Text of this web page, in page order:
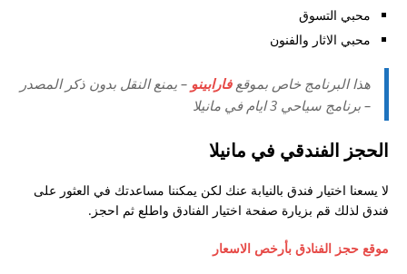
كيف احصل على شهادة العزوبية للزواج
يرغب في الإقامة في الفلبين
استشاره تاشيره من المانيا
دراسة القانون في الفلبين
تجديد باسبور
محبي التسوق
محبي الاثار والفنون
هذا البرنامج خاص بموقعفارابينو – يمنع النقل بدون ذكر المصدر
– برنامج سياحي 3 ايام في مانيلا
الحجز الفندقي في مانيلا
لا يسعنا اختيار فندق بالنيابة عنك لكن يمكننا مساعدتك في العثور على
فندق لذلك قم بزيارة صفحة اختيار الفنادق واطلع ثم احجز.
موقع حجز الفنادق بأرخص الاسعار